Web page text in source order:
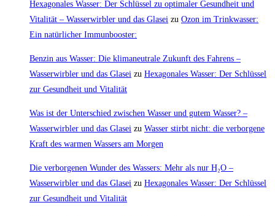
Hexagonales Wasser: Der Schlüssel zu optimaler Gesundheit und
Vitalität – Wasserwirbler und das Glasei zu Ozon im Trinkwasser:
Ein natürlicher Immunbooster:
Benzin aus Wasser: Die klimaneutrale Zukunft des Fahrens –
Wasserwirbler und das Glasei zu Hexagonales Wasser: Der Schlüssel
zur Gesundheit und Vitalität
Was ist der Unterschied zwischen Wasser und gutem Wasser? –
Wasserwirbler und das Glasei zu Wasser stirbt nicht: die verborgene
Kraft des warmen Wassers am Morgen
Die verborgenen Wunder des Wassers: Mehr als nur H₂O –
Wasserwirbler und das Glasei zu Hexagonales Wasser: Der Schlüssel
zur Gesundheit und Vitalität